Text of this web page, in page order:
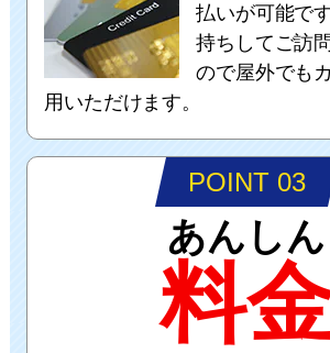
払いが可能で
持ちしてご訪
ので屋外でも
用いただけます。
POINT 03
あんしん
料